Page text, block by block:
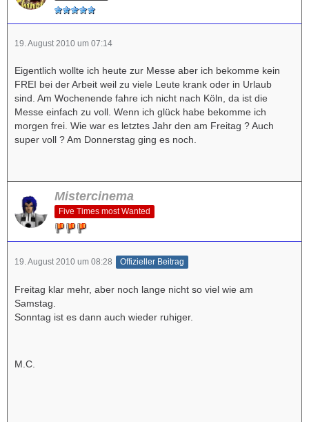
19. August 2010 um 07:14
Eigentlich wollte ich heute zur Messe aber ich bekomme kein
FREI bei der Arbeit weil zu viele Leute krank oder in Urlaub
sind. Am Wochenende fahre ich nicht nach Köln, da ist die
Messe einfach zu voll. Wenn ich glück habe bekomme ich
morgen frei. Wie war es letztes Jahr den am Freitag ? Auch
super voll ? Am Donnerstag ging es noch.
Mistercinema
Five Times most Wanted
19. August 2010 um 08:28 Offizieller Beitrag
Freitag klar mehr, aber noch lange nicht so viel wie am
Samstag.
Sonntag ist es dann auch wieder ruhiger.
M.C.